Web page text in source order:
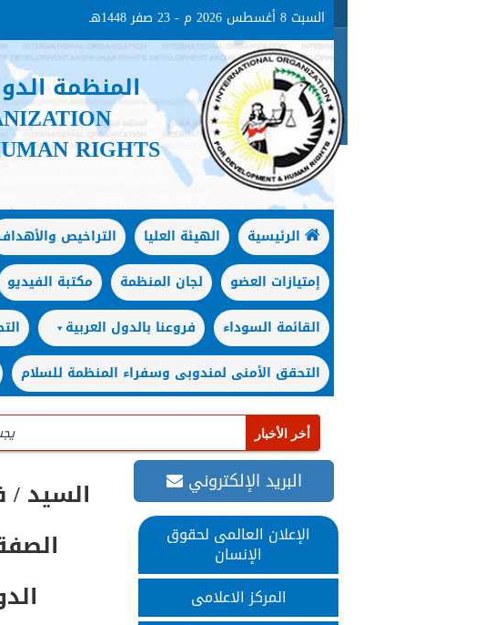
السبت 8 أغسطس 2026 م - 23 صفر 1448هـ
المنظمة
RIGHTS
الرئيسية الهيئة العليا التراخيص
إمتيازات العضو
لجان المنظمة مكتبة الفيديو
القائمة السوداء
فروعنا بالدول العربية
التحقق الأمنى لمندوبى وسفراء المنظمة للسلام
تليفون
البريد الإلكتروني
الإعلان العالمى لحقوق
الإنسان
المركز الاعلامى
السيد